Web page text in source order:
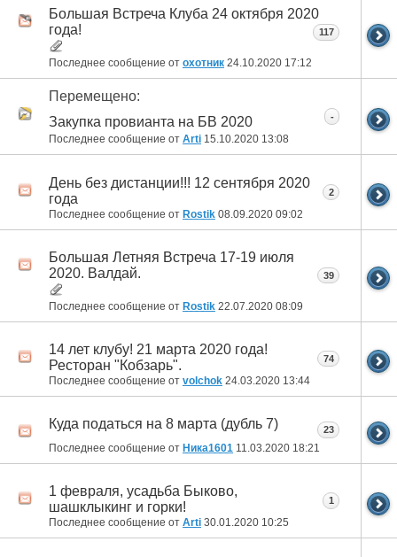
Большая Встреча Клуба 24 октября 2020
года!
Последнее сообщение от охотник 24.10.2020 17:12
117
Перемещено:
Закупка провианта на БВ 2020
Последнее сообщение от Arti 15.10.2020 13:08
-
День без дистанции!!! 12 сентября 2020
года
Последнее сообщение от Rostik 08.09.2020 09:02
2
Большая Летняя Встреча 17-19 июля
2020. Валдай.
Последнее сообщение от Rostik 22.07.2020 08:09
39
14 лет клубу! 21 марта 2020 года!
Ресторан "Кобзарь".
Последнее сообщение от volchok 24.03.2020 13:44
74
Куда податься на 8 марта (дубль 7)
Последнее сообщение от Ника1601 11.03.2020 18:21
23
1 февраля, усадьба Быково,
шашклыкинг и горки!
Последнее сообщение от Arti 30.01.2020 10:25
1